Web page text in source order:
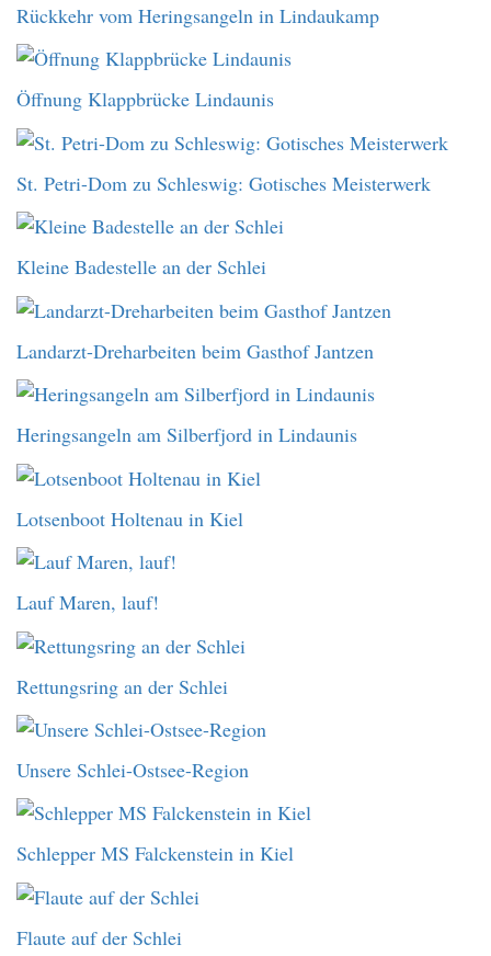
Rückkehr vom Heringsangeln in Lindaukamp
Öffnung Klappbrücke Lindaunis
St. Petri-Dom zu Schleswig: Gotisches Meisterwerk
Kleine Badestelle an der Schlei
Landarzt-Dreharbeiten beim Gasthof Jantzen
Heringsangeln am Silberfjord in Lindaunis
Lotsenboot Holtenau in Kiel
Lauf Maren, lauf!
Rettungsring an der Schlei
Unsere Schlei-Ostsee-Region
Schlepper MS Falckenstein in Kiel
Flaute auf der Schlei